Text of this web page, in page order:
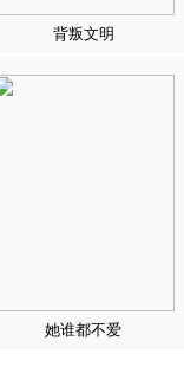
背叛文明
她谁都不爱